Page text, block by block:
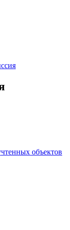
объектов